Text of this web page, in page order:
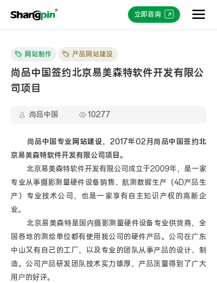
立即咨询
网站制作 产品网站建设
尚品中国签约北京易美森特软件开发有限公
司项目
尚品中国 10277
尚品中国专业 网站建设，2017年02月尚品中国签约北
京易美森特软件开发有限公司项目。
北京易美森特软件开发有限公司成立于2009年，是一家
专业从事摄影测量硬件设备销售、航测数据生产（4D产品生
产）专业技术公司，也是一家享有自主知识产权的高新企
业。
北京易美森特是国内摄影测量硬件设备专业供货商，全
国各地的测绘单位都有使用我公司的硬件产品。公司在广东
中山又有自己的工厂，以及专业的团队从事产品的设计、制
造。公司产品研发团队技术实力雄厚，产品质量得到了广大
用户的好评。